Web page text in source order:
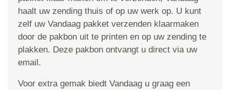
haalt uw zending thuis of op uw werk op. U kunt
zelf uw Vandaag pakket verzenden klaarmaken
door de pakbon uit te printen en op uw zending te
plakken. Deze pakbon ontvangt u direct via uw
email.
Voor extra gemak biedt Vandaag u graag een